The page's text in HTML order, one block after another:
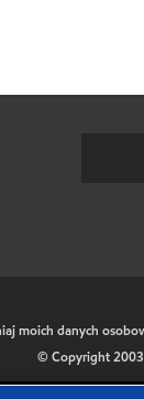
moich danych
© Copyright